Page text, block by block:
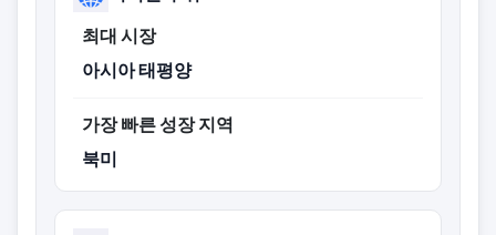
최대 시장
아시아 태평양
가장 빠른 성장 지역
북미